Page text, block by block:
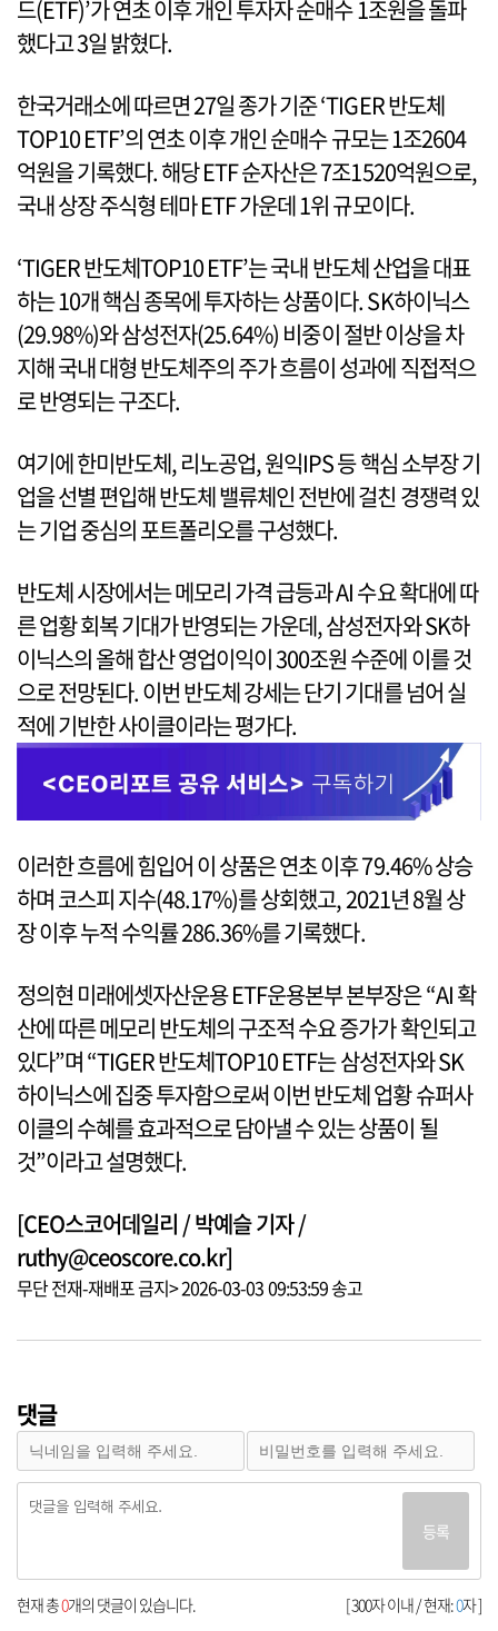
드(ETF)’가 연초 이후 개인 투자자 순매수 1조원을 돌파
했다고 3일 밝혔다.
한국거래소에 따르면 27일 종가 기준 ‘TIGER 반도체
TOP10 ETF’의 연초 이후 개인 순매수 규모는 1조2604
억원을 기록했다. 해당 ETF 순자산은 7조1520억원으로,
국내 상장 주식형 테마 ETF 가운데 1위 규모이다.
‘TIGER 반도체TOP10 ETF’는 국내 반도체 산업을 대표
하는 10개 핵심 종목에 투자하는 상품이다. SK하이닉스
(29.98%)와 삼성전자(25.64%) 비중이 절반 이상을 차
지해 국내 대형 반도체주의 주가 흐름이 성과에 직접적으
로 반영되는 구조다.
여기에 한미반도체, 리노공업, 원익IPS 등 핵심 소부장 기
업을 선별 편입해 반도체 밸류체인 전반에 걸친 경쟁력 있
는 기업 중심의 포트폴리오를 구성했다.
반도체 시장에서는 메모리 가격 급등과 AI 수요 확대에 따
른 업황 회복 기대가 반영되는 가운데, 삼성전자와 SK하
이닉스의 올해 합산 영업이익이 300조원 수준에 이를 것
으로 전망된다. 이번 반도체 강세는 단기 기대를 넘어 실
적에 기반한 사이클이라는 평가다.
이러한 흐름에 힘입어 이 상품은 연초 이후 79.46% 상승
하며 코스피 지수(48.17%)를 상회했고, 2021년 8월 상
장 이후 누적 수익률 286.36%를 기록했다.
정의현 미래에셋자산운용 ETF운용본부 본부장은 “AI 확
산에 따른 메모리 반도체의 구조적 수요 증가가 확인되고
있다”며 “TIGER 반도체TOP10 ETF는 삼성전자와 SK
하이닉스에 집중 투자함으로써 이번 반도체 업황 슈퍼사
이클의 수혜를 효과적으로 담아낼 수 있는 상품이 될
것”이라고 설명했다.
[CEO스코어데일리 / 박예슬 기자 /
ruthy@ceoscore.co.kr]
무단 전재-재배포 금지> 2026-03-03 09:53:59 송고
댓글
등록
[ 300자 이내 / 현재:0자 ]
현재 총0개의 댓글이 있습니다.